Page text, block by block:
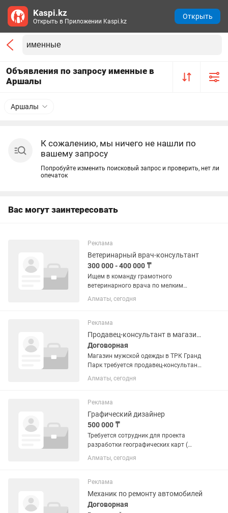
Объявления по запросу именные в
Аршалы
Аршалы
К сожалению, мы ничего не нашли по
вашему запросу
Попробуйте изменить поисковый запрос и проверить, нет ли
опечаток
Вас могут заинтересовать
Реклама
Ветеринарный врач-консультант
300 000 - 400 000 ₸
Ищем в команду грамотного
ветеринарного врача по мелким
домашним животным\. Особенно
интересен специалист, который хорошо
работы именно с ними. Нам нужен не
просто...
Алматы, сегодня
Реклама
Продавец-консультант в магазине одежды
Договорная
Магазин мужской одежды в ТРК Гранд
Парк требуется продавец-консультант.
Только с опытом работы именно с
мужской одеждой Обязанности:
мерчендайзинг, соблюдение...
Алматы, сегодня
Реклама
Графический дизайнер
500 000 ₸
Требуется сотрудник для проекта
разработки географических карт (
путем копирования с ведущих
мировых сайтов) до выпуска и
формата А0, то есть разработки с нуля
до...
Алматы, сегодня
Реклама
Механик по ремонту автомобилей
Договорная
Kaspi.kz
Открыть в Приложении Kaspi.kz
Открыть